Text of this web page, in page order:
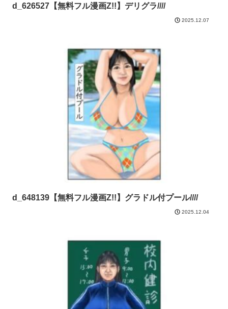
d_626527【無料フル漫画Z!!】デリグラ////
2025.12.07
d_648139【無料フル漫画Z!!】グラドル付プール////
2025.12.04